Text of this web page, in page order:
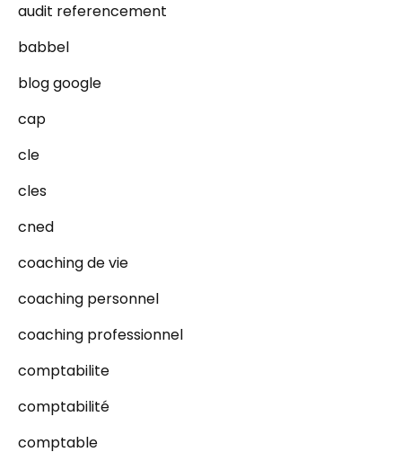
audit referencement
babbel
blog google
cap
cle
cles
cned
coaching de vie
coaching personnel
coaching professionnel
comptabilite
comptabilité
comptable